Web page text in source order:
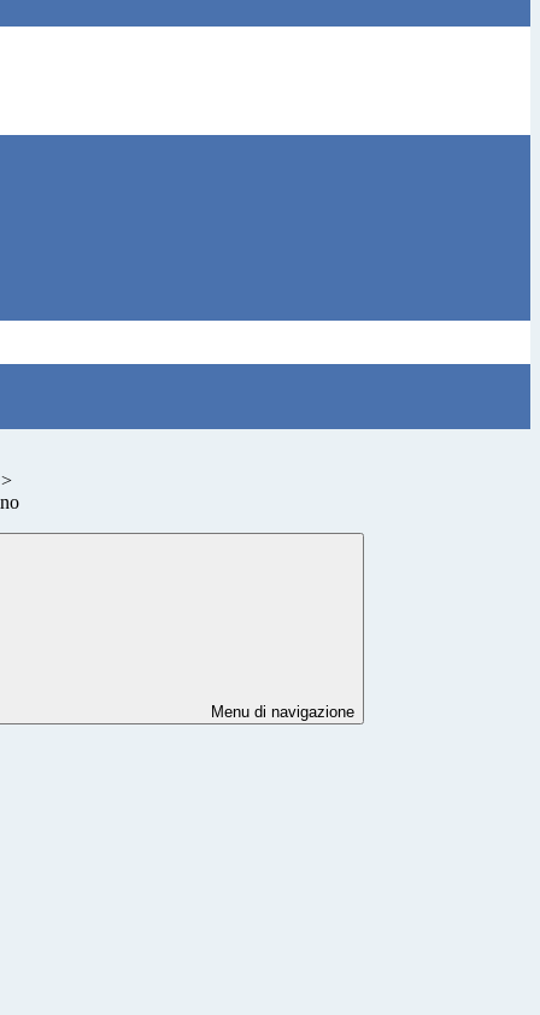
>
Menu di navigazione